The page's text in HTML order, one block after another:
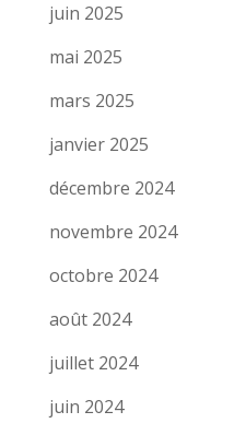
juin 2025
mai 2025
mars 2025
janvier 2025
décembre 2024
novembre 2024
octobre 2024
août 2024
juillet 2024
juin 2024